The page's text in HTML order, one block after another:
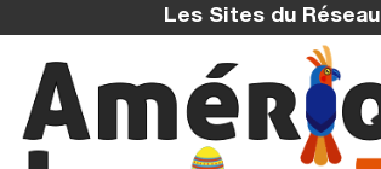
Les Sites du Réseau